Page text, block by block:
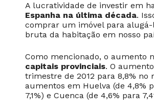
A lucratividade de investir em
Espanha na última década.
comprar um imóvel para
bruta da habitação em nosso
Como mencionado, o aumento
capitais provinciais. O
trimestre de 2012 para 8,8% no
aumentos em Huelva (de 4,8%
7,1%) e Cuenca (de 4,6% para